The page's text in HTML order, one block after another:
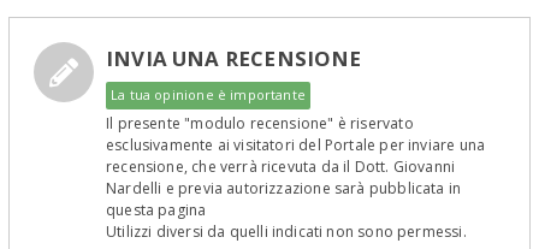
INVIA UNA RECENSIONE
La tua opinione è importante
Il presente "modulo recensione" è riservato
esclusivamente ai visitatori del Portale per inviare una
recensione, che verrà ricevuta da il Dott. Giovanni
Nardelli e previa autorizzazione sarà pubblicata in
questa pagina
Utilizzi diversi da quelli indicati non sono permessi.